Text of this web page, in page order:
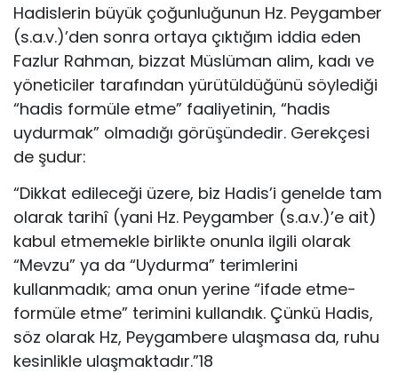
Hadislerin büyük çoğunluğunun Hz. Peygamber
(s.a.v.)’den sonra ortaya çıktığım iddia eden
Fazlur Rahman, bizzat Müslüman alim, kadı ve
yöneticiler tarafından yürütüldüğünü söylediği
“hadis formüle etme” faaliyetinin, “hadis
uydurmak” olmadığı görüşündedir. Gerekçesi
de şudur:
“Dikkat edileceği üzere, biz Hadis’i genelde tam
olarak tarihî (yani Hz. Peygamber (s.a.v.)’e ait)
kabul etmemekle birlikte onunla ilgili olarak
“Mevzu” ya da “Uydurma” terimlerini
kullanmadık; ama onun yerine “ifade etme-
formüle etme” terimini kullandık. Çünkü Hadis,
söz olarak Hz, Peygambere ulaşmasa da, ruhu
kesinlikle ulaşmaktadır.”18